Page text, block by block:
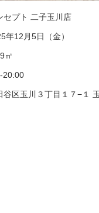
セプト 二子玉川店
年12月5日（金）
㎡
20:00
谷区玉川３丁目１７−１